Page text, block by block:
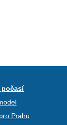
počasí
Prahu